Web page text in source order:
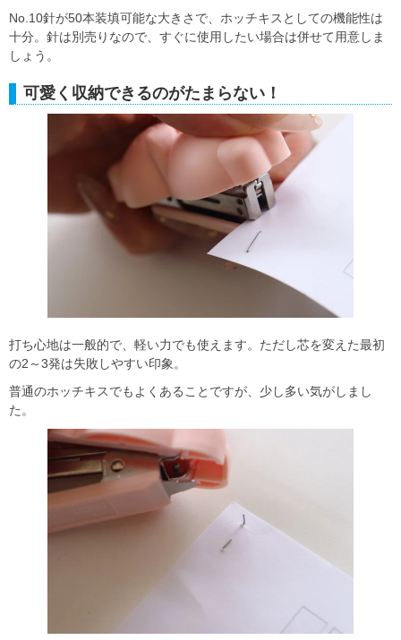
No.10針が50本装填可能な大きさで、ホッチキスとしての機能性は
十分。針は別売りなので、すぐに使用したい場合は併せて用意しま
しょう。
可愛く収納できるのがたまらない！
打ち心地は一般的で、軽い力でも使えます。ただし芯を変えた最初
の2～3発は失敗しやすい印象。
普通のホッチキスでもよくあることですが、少し多い気がしまし
た。